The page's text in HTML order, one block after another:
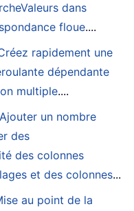
dans
floue....
rapidement une
dépendante
multiple....
Ajouter un nombre
des
des colonnes
et des colonnes...
au point de la